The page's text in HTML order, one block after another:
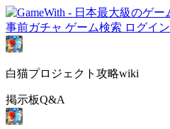
事前ガチャ ゲーム検索 ログイン
白猫プロジェクト攻略wiki
掲示板Q&A